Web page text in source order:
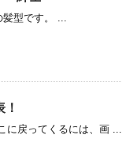
型です。 ...
に戻ってくるには、画 ...